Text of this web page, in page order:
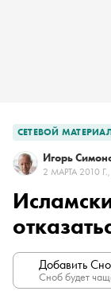
СЕТЕВОЙ
Игорь
2 МАРТА 2010
Добавить
Сноб будет